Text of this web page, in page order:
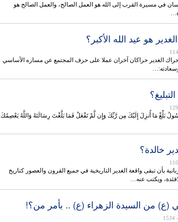
في مسيرة القرب إلى الله هو العمل الصالح، والعمل الصالح هو
هو عيد الله الأكبر؟
الغدير حراكان آخران عملا على حرف المجتمع عن مساره الأساسي
وسعادته:…
بَلِّغْ مَا أُنزِلَ إِلَيْكَ مِن رَّبِّكَ وَإِن لَّمْ تَفْعَلْ فَمَا بَلَّغْتَ رِسَالَتَهُ وَاللَّهُ يَعْصِمُكَ
خالدة؟
بأن تبقى واقعة الغدير التاريخية في جميع القرون والعصور كتاريخ
ويكتب عنه…
(ع) من السيدة الزهراء (ع) .. بأمر من؟!
-